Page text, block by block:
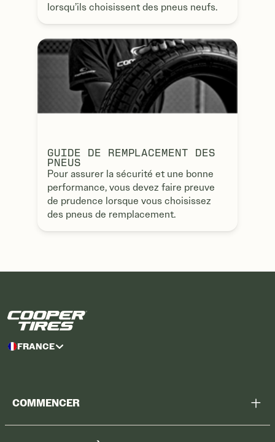
lorsqu’ils choisissent des pneus neufs.
GUIDE DE REMPLACEMENT DES
PNEUS
Pour assurer la sécurité et une bonne
performance, vous devez faire preuve
de prudence lorsque vous choisissez
des pneus de remplacement.
FRANCE
COMMENCER